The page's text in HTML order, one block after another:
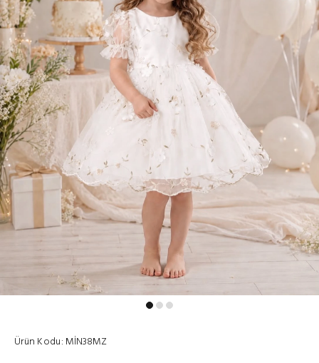
Ürün Kodu: MİN38MZ